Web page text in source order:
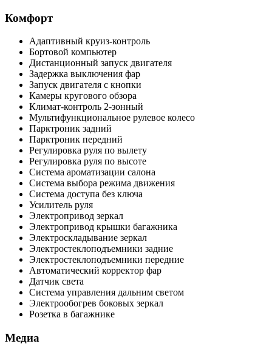
Комфорт
Адаптивный круиз-контроль
Бортовой компьютер
Дистанционный запуск двигателя
Задержка выключения фар
Запуск двигателя с кнопки
Камеры кругового обзора
Климат-контроль 2-зонный
Мультифункциональное рулевое колесо
Парктроник задний
Парктроник передний
Регулировка руля по вылету
Регулировка руля по высоте
Система ароматизации салона
Система выбора режима движения
Система доступа без ключа
Усилитель руля
Электропривод зеркал
Электропривод крышки багажника
Электроскладывание зеркал
Электростеклоподъемники задние
Электростеклоподъемники передние
Автоматический корректор фар
Датчик света
Система управления дальним светом
Электрообогрев боковых зеркал
Розетка в багажнике
Медиа